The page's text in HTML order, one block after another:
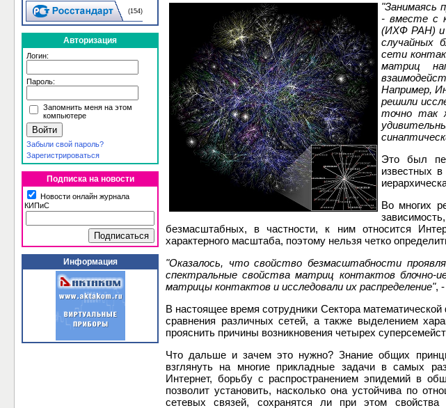
(154)
Авторизация
Логин:
Пароль:
Запомнить меня на этом
компьютере
Забыли свой пароль?
Зарегистрироваться
Подписка на новости
Новости онлайн журнала
КИПиС
Информация
"Занимаясь
- вместе с
(ИХФ РАН) и
случайных
сети
матриц
Например,
решили
точно так
Это был
известных
Во многих
безмасштабных, в частности, к ним относится
характерного масштаба, поэтому нельзя четко
"Оказалось, что свойство безмасштабности
спектральные свойства матриц контактов блочно-
матрицы контактов и исследовали их распределение",
В настоящее время сотрудники Сектора
сравнения различных сетей, а также выделением
прояснить причины возникновения четырех
Что дальше и зачем это нужно? Знание общих
взглянуть на многие прикладные задачи в самых
Интернет, борьбу с распространением эпидемий в
позволит установить, насколько она устойчива по
сетевых связей, сохранятся ли при этом